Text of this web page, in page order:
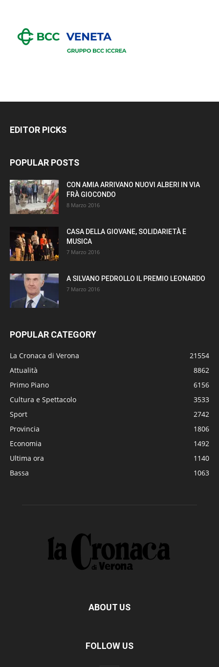
EDITOR PICKS
POPULAR POSTS
CON AMIA ARRIVANO NUOVI ALBERI IN VIA
FRÀ GIOCONDO
8 Marzo 2016
CASA DELLA GIOVANE, SOLIDARIETÀ E
MUSICA
7 Marzo 2016
A SILVANO PEDROLLO IL PREMIO LEONARDO
7 Marzo 2016
POPULAR CATEGORY
La Cronaca di Verona
21554
Attualità
8862
Primo Piano
6156
Cultura e Spettacolo
3533
Sport
2742
Provincia
1806
Economia
1492
Ultima ora
1140
Bassa
1063
ABOUT US
FOLLOW US